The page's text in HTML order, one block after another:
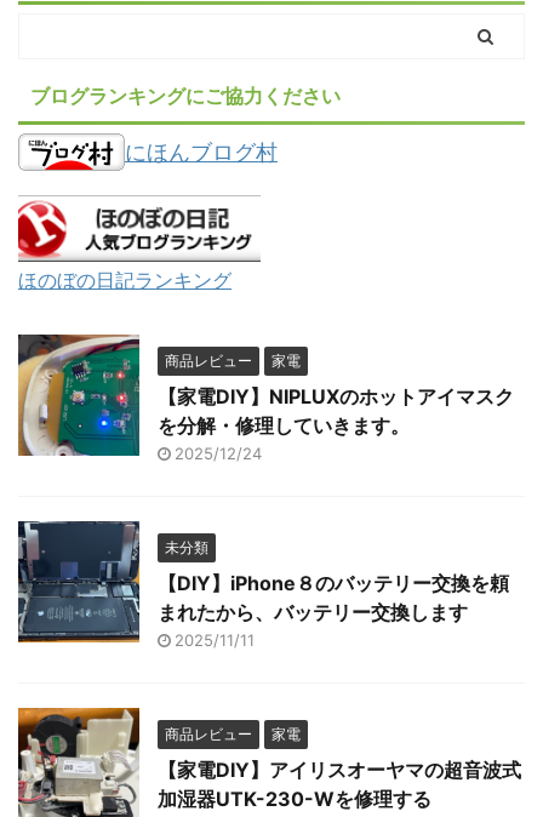
ブログランキングにご協力ください
にほんブログ村
ほのぼの日記ランキング
商品レビュー 家電
【家電DIY】NIPLUXのホットアイマスク
を分解・修理していきます。
2025/12/24
未分類
【DIY】iPhone８のバッテリー交換を頼
まれたから、バッテリー交換します
2025/11/11
商品レビュー 家電
【家電DIY】アイリスオーヤマの超音波式
加湿器UTK-230-Wを修理する